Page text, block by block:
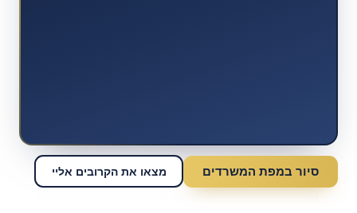
סיור במפת המשרדים מצאו את הקרובים אליי